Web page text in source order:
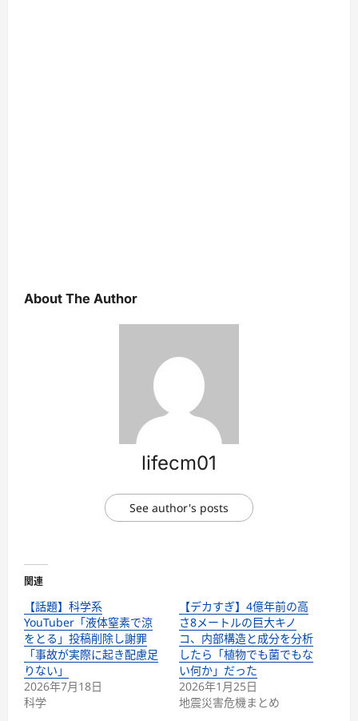
About The Author
lifecm01
See author's posts
関連
【話題】科学系
YouTuber「液体窒素で涼
をとる」投稿削除し謝罪
「事故が実際に起き配慮足
りない」
2026年7月18日
科学
【デカすぎ】4億年前の高
さ8メートルの巨大キノ
コ、内部構造と成分を分析
したら「植物でも菌でもな
い何か」だった
2026年1月25日
地震災害危機まとめ